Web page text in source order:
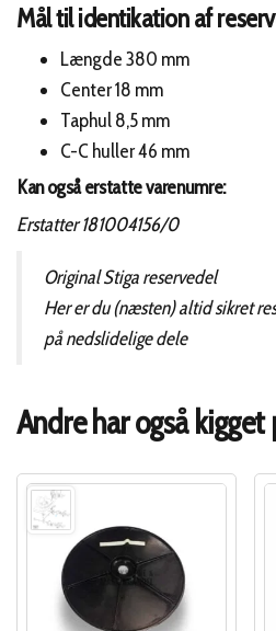
Mål til identikation af
Længde 380 mm
Center 18 mm
Taphul 8,5 mm
C-C huller 46 mm
Kan også erstatte varenumre:
Erstatter 181004156/0
Original Stiga reservedel
Her er du (næsten) altid sikret
på nedslidelige dele
Andre har også kigget